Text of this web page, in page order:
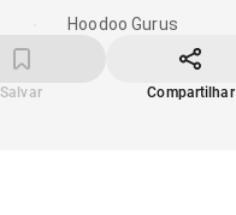
Hoodoo Gurus
Salvar Compartilhar